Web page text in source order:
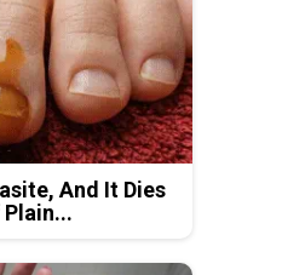
And It Dies
Plain...